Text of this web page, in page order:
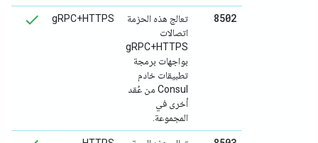
8502
تعالج هذه الحزمة
اتصالات
gRPC+HTTPS
بواجهات برمجة
تطبيقات خادم
Consul من عُقد
أخرى في
المجموعة.
‫gRPC+HTTPS